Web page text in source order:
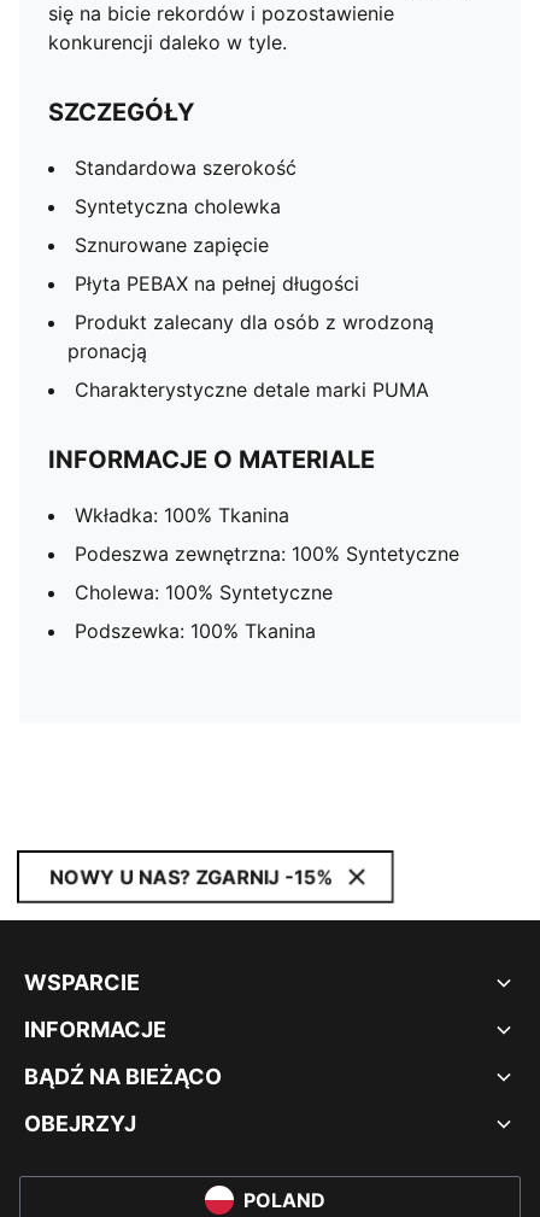
się na bicie rekordów i pozostawienie
konkurencji daleko w tyle.
SZCZEGÓŁY
Standardowa szerokość
Syntetyczna cholewka
Sznurowane zapięcie
Płyta PEBAX na pełnej długości
Produkt zalecany dla osób z wrodzoną
pronacją
Charakterystyczne detale marki PUMA
INFORMACJE O MATERIALE
Wkładka: 100% Tkanina
Podeszwa zewnętrzna: 100% Syntetyczne
Cholewa: 100% Syntetyczne
Podszewka: 100% Tkanina
NOWY U NAS? ZGARNIJ -15%
WSPARCIE
INFORMACJE
BĄDŹ NA BIEŻĄCO
OBEJRZYJ
POLAND